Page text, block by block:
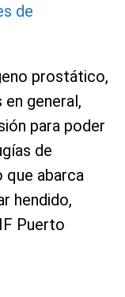
de
prostático,
general,
para poder
de
que abarca
hendido,
Puerto